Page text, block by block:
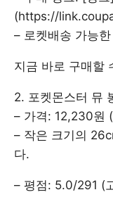
(https://
– 로켓배송 가능
지금 바로 구매할
2. 포켓몬스터 뮤
– 가격: 12,230원
– 작은 크기의
다.
– 평점: 5.0/291 (